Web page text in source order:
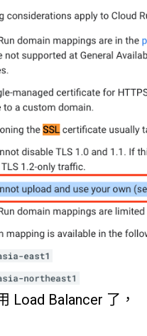
Load Balancer 了，